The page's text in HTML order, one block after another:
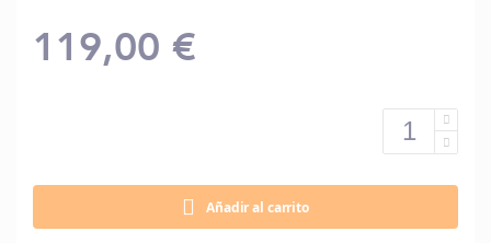
119,00 €
Añadir al carrito